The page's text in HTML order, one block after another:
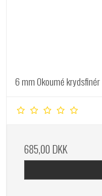
6 mm Okoumé
685,00 DKK